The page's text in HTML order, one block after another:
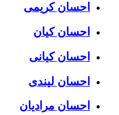
احسان کریمی
احسان کیان
احسان کیانی
احسان لیندی
احسان مرادیان